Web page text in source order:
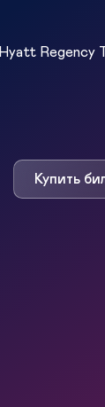
Hyatt Regency
Купить